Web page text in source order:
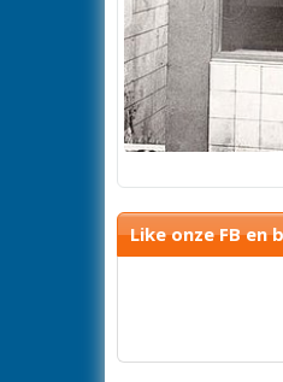
Like onze FB